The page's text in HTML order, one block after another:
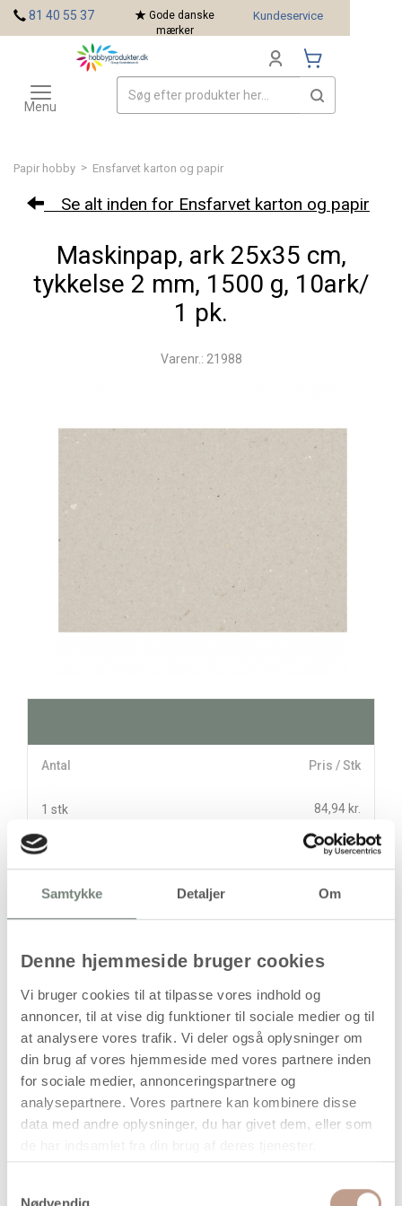
Samtykke Detaljer Om
Denne hjemmeside bruger cookies
Vi bruger cookies til at tilpasse vores indhold og
annoncer, til at vise dig funktioner til sociale medier og til
at analysere vores trafik. Vi deler også oplysninger om
din brug af vores hjemmeside med vores partnere inden
for sociale medier, annonceringspartnere og
analysepartnere. Vores partnere kan kombinere disse
data med andre oplysninger, du har givet dem, eller som
Papir hobby > Ensfarvet karton og papir
Se alt inden for Ensfarvet karton og papir
Maskinpap, ark 25x35 cm,
tykkelse 2 mm, 1500 g, 10ark/
1 pk.
Varenr.: 21988
Antal Pris / Stk
1 stk 84,94 kr.
84,94kr.
(67,95kr.ekskl. moms)
Din bestilling er først bindende,
når vi har bekræftet din ordre.
81 40 55 37
Gode danske
mærker
Kundeservice
Toggle
navigation
Menu
Mærker